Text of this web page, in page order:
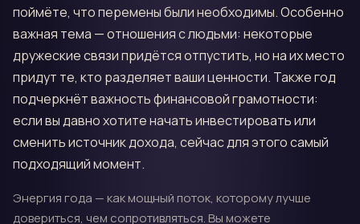
поймёте, что перемены были необходимы. Особенно
важная тема — отношения с людьми: некоторые
дружеские связи придётся отпустить, но на их место
придут те, кто разделяет ваши ценности. Также год
подчеркнёт важность финансовой грамотности:
если вы давно хотите начать инвестировать или
сменить источник дохода, сейчас для этого самый
подходящий момент.
Энергия года — как мощный поток, которому лучше
довериться, чем сопротивляться. Вы можете